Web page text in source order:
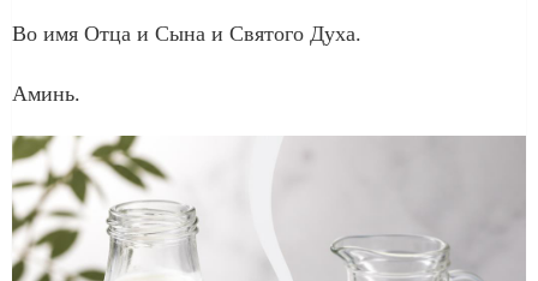
Во имя Отца и Сына и Святого Духа.
Аминь.